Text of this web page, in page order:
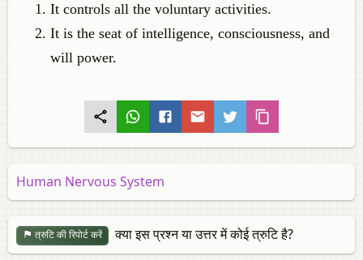
It controls all the voluntary activities.
It is the seat of intelligence, consciousness, and
will power.
Human Nervous System
त्रुटि की रिपोर्ट करें क्या इस प्रश्न या उत्तर में कोई त्रुटि है?